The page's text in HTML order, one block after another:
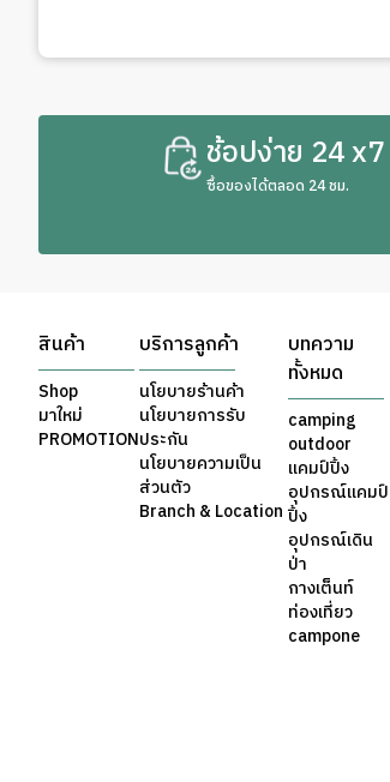
ช้อปง่าย 24 x7
ซื้อของได้ตลอด 24 ชม.
สินค้า
Shop
มาใหม่
PROMOTION
บริการลูกค้า
นโยบายร้านค้า
นโยบายการรับ
ประกัน
นโยบายความเป็น
ส่วนตัว
Branch & Location
บทความ
ทั้งหมด
camping
outdoor
แคมป์ปิ้ง
อุปกรณ์แคมป์
ปิ้ง
อุปกรณ์เดิน
ป่า
กางเต็นท์
ท่องเที่ยว
campone